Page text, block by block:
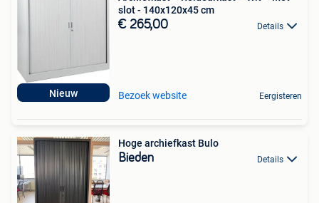
Nieuw
slot - 140x120x45 cm
€ 265,00 Details
Bezoek website Eergisteren
Hoge archiefkast Bulo
Bieden Details